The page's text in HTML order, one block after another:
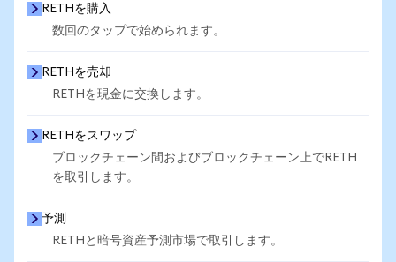
RETHを購入
数回のタップで始められます。
RETHを売却
RETHを現金に交換します。
RETHをスワップ
ブロックチェーン間およびブロックチェーン上でRETH
を取引します。
予測
RETHと暗号資産予測市場で取引します。